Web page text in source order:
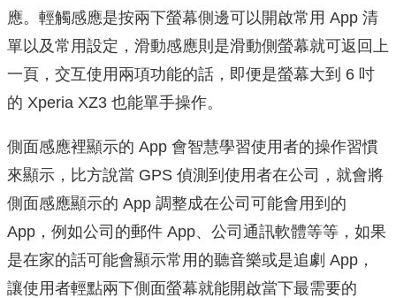
應。輕觸感應是按兩下螢幕側邊可以開啟常用 App 清
單以及常用設定，滑動感應則是滑動側螢幕就可返回上
一頁，交互使用兩項功能的話，即便是螢幕大到 6 吋
的 Xperia XZ3 也能單手操作。
側面感應裡顯示的 App 會智慧學習使用者的操作習慣
來顯示，比方說當 GPS 偵測到使用者在公司，就會將
側面感應顯示的 App 調整成在公司可能會用到的
App，例如公司的郵件 App、公司通訊軟體等等，如果
是在家的話可能會顯示常用的聽音樂或是追劇 App，
讓使用者輕點兩下側面螢幕就能開啟當下最需要的